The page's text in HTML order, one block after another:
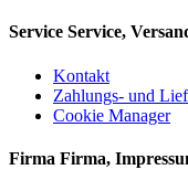
Service Service,
Kontakt
Zahlungs- und
Cookie Manager
Firma Firma,